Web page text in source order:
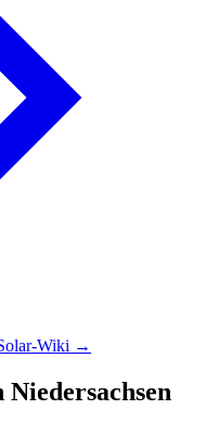
Wiki →